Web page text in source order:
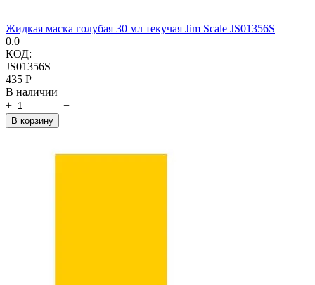
Жидкая маска голубая 30 мл текучая Jim Scale JS01356S
0.0
КОД:
JS01356S
‍435‍ Р
В наличии
+
−
В корзину